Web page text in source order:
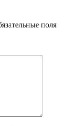
поля